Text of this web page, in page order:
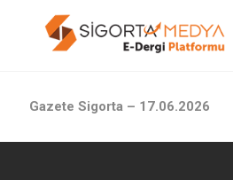
Gazete Sigorta – 17.06.2026